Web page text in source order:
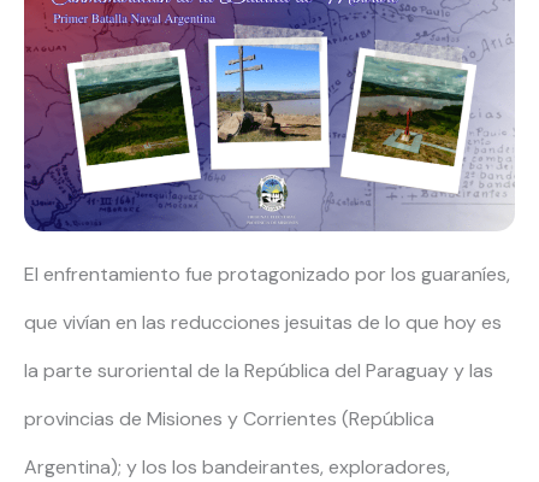
El enfrentamiento fue protagonizado por los guaraníes,
que vivían en las reducciones jesuitas de lo que hoy es
la parte suroriental de la República del Paraguay y las
provincias de Misiones y Corrientes (República
Argentina); y los los bandeirantes, exploradores,